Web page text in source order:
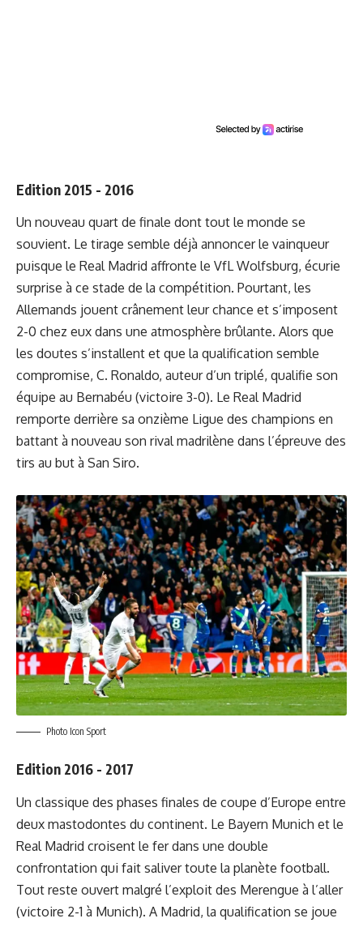
Edition 2015 - 2016
Un nouveau quart de finale dont tout le monde se
souvient. Le tirage semble déjà annoncer le vainqueur
puisque le Real Madrid affronte le VfL Wolfsburg, écurie
surprise à ce stade de la compétition. Pourtant, les
Allemands jouent crânement leur chance et s’imposent
2-0 chez eux dans une atmosphère brûlante. Alors que
les doutes s’installent et que la qualification semble
compromise, C. Ronaldo, auteur d’un triplé, qualifie son
équipe au Bernabéu (victoire 3-0). Le Real Madrid
remporte derrière sa onzième Ligue des champions en
battant à nouveau son rival madrilène dans l’épreuve des
tirs au but à San Siro.
Photo Icon Sport
Edition 2016 - 2017
Un classique des phases finales de coupe d’Europe entre
deux mastodontes du continent. Le Bayern Munich et le
Real Madrid croisent le fer dans une double
confrontation qui fait saliver toute la planète football.
Tout reste ouvert malgré l’exploit des Merengue à l’aller
(victoire 2-1 à Munich). A Madrid, la qualification se joue